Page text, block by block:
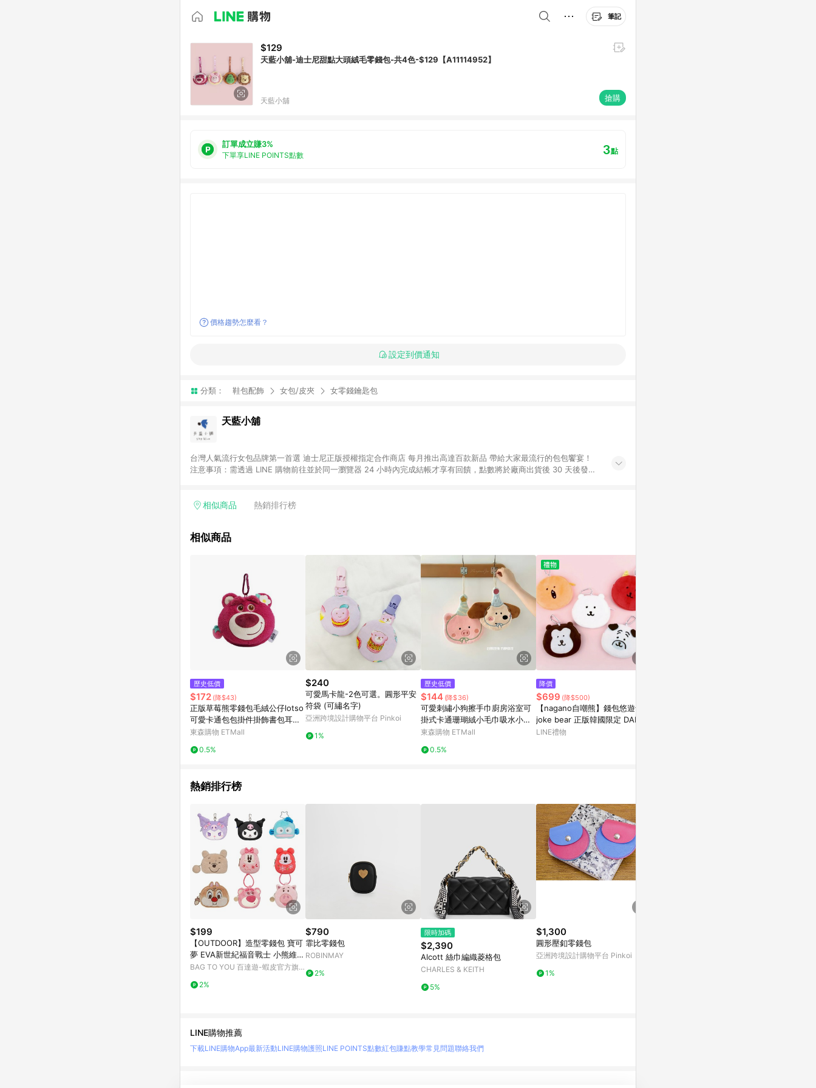
筆記
$129
天藍小舖-迪士尼甜點大頭絨毛零錢包-共4色-$129【A11114952】
天藍小舖 搶購
訂單成立賺3%
下單享LINE POINTS點數 3點
價格趨勢怎麼看？
設定到價通知
分類： 鞋包配飾 女包/皮夾 女零錢鑰匙包
天藍小舖
台灣人氣流行女包品牌第一首選 迪士尼正版授權指定合作商店 每月推出高達百款新品 帶給大家最流行的包包饗宴！
注意事項：需透過 LINE 購物前往並於同一瀏覽器 24 小時內完成結帳才享有回饋，點數將於廠商出貨後 30 天後發
相似商品 熱銷排行榜
相似商品
歷史低價
$172 (降$43)
正版草莓熊零錢包毛絨公仔lotso
可愛卡通包包掛件掛飾書包耳機
包
東森購物 ETMall
0.5%
$240
可愛馬卡龍-2色可選。圓形平安
符袋 (可繡名字)
亞洲跨境設計購物平台 Pinkoi
1%
歷史低價
$144 (降$36)
可愛刺繡小狗擦手巾廚房浴室可
掛式卡通珊瑚絨小毛巾吸水小方
巾
東森購物 ETMall
0.5%
降價
$699 (降$500)
【nagano自嘲熊】錢包悠遊卡套
joke bear 正版韓國限定 DAMG
OME可愛卡夾 娃娃毛絨絨包包吊
LINE禮物
熱銷排行榜
$199
【OUTDOOR】造型零錢包 寶可
夢 EVA新世紀福音戰士 小熊維尼
玩具總動員 酷洛米 蠟筆小新 史
BAG TO YOU 百達遊-蝦皮官方旗
2%
$790
霏比零錢包
ROBINMAY
2%
限時加碼
$2,390
Alcott 絲巾編織菱格包
CHARLES & KEITH
5%
$1,300
圓形壓釦零錢包
亞洲跨境設計購物平台 Pinkoi
1%
LINE購物推薦
下載LINE購物App最新活動LINE購物護照LINE POINTS點數紅包賺點教學常見問題聯絡我們